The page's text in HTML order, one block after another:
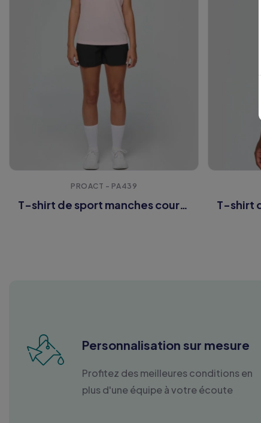
PROACT - PA439
T-shirt de sport manches courtes femme
Personnalisation sur mesure
Profitez des meilleures conditions en
plus d'une équipe à votre écoute